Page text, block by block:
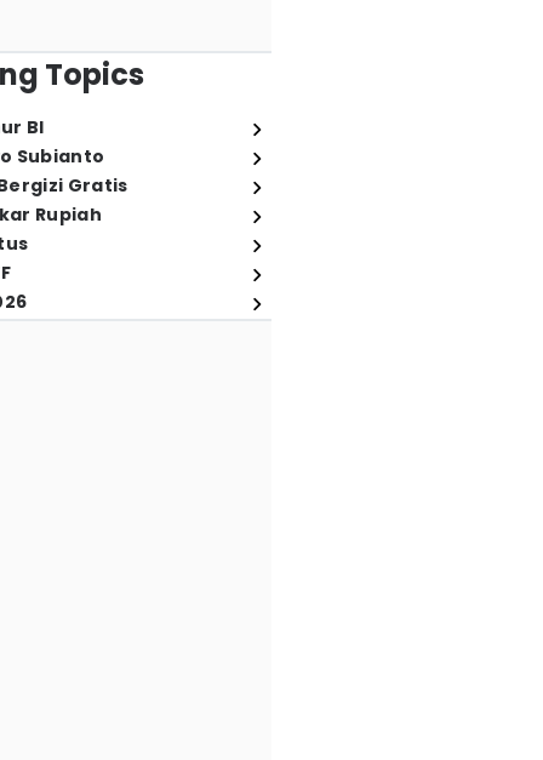
Topics
BI
Subianto
Gratis
Rupiah